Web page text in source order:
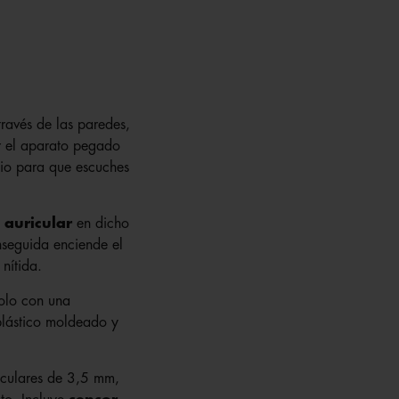
de las paredes,
el aparato pegado
para que escuches
auricularen dicho
enciende el
nítida.
con una
moldeado y
de 3,5 mm,